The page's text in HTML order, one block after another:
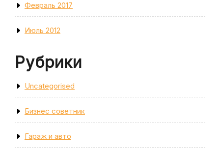
Февраль 2017
Июль 2012
Рубрики
Uncategorised
Бизнес советник
Гараж и авто